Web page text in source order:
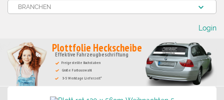
BRANCHEN
Login
Plottfolie Heckscheibe
Effektive Fahrzeugbeschriftung
Freigestellte Buchstaben
Große Farbauswahl
3-5 Werktage Lieferzeit*